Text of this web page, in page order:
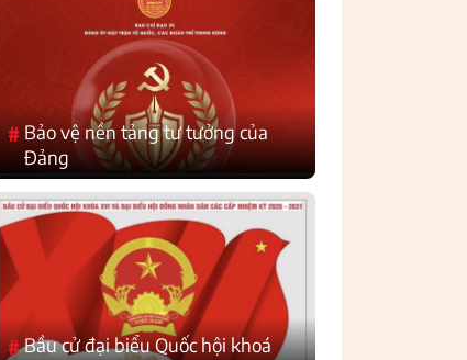
#Bảo vệ nền tảng tư tưởng của
Đảng
#Bầu cử đại biểu Quốc hội khoá